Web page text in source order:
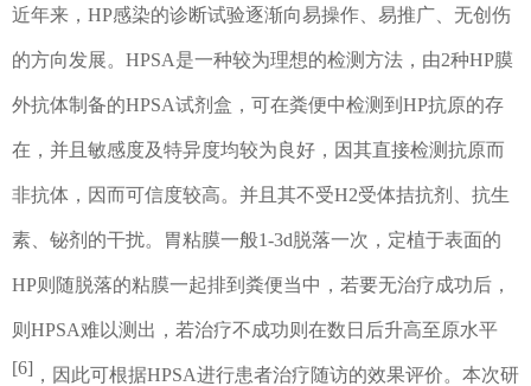
近年来， HP感染的诊断试验逐渐向易操作、易推广、无创伤
的方向发展。 HPSA是一种较为理想的检测方法，由2种HP膜
外抗体制备的HPSA试剂盒，可在粪便中检测到 HP抗原的存
在，并且敏感度及特异度均较为良好，因其直接检测抗原而
非抗体，因而可信度较高。并且其不受H2受体拮抗剂、抗生
素、铋剂的干扰。胃粘膜一般1-3d脱落一次，定植于表面的
HP则随脱落的粘膜一起排到粪便当中，若要无治疗成功后，
则 HPSA难以测出，若治疗不成功则在数日后升高至原水平
[6] ， 因此可根据HPSA进行患者治疗随访的效果评价。本次研